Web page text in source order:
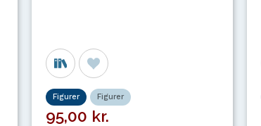
Figurer Figurer
95,00 kr.